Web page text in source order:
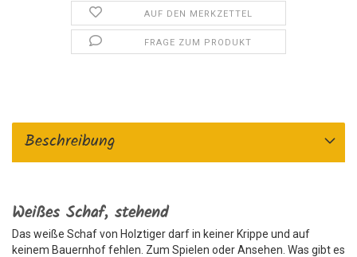
AUF DEN MERKZETTEL
FRAGE ZUM PRODUKT
Beschreibung
Weißes Schaf, stehend
Das weiße Schaf von Holztiger darf in keiner Krippe und auf
keinem Bauernhof fehlen. Zum Spielen oder Ansehen. Was gibt es